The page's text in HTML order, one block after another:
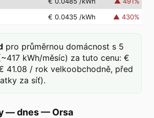
€ 0.0435 /kWh ▲ 430%
pro průměrnou domácnost s 5
kWh/měsíc) za tuto cenu: €
41.08 / rok velkoobchodně, před
za síť).
— dnes— Orsa